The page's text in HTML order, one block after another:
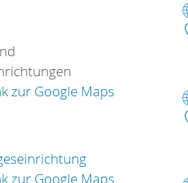
zur Google Maps
zur Google Maps